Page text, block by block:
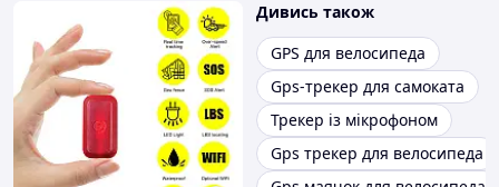
Дивись також
GPS для велосипеда
Gps-трекер для самоката
Трекер із мікрофоном
Gps трекер для велосипеда